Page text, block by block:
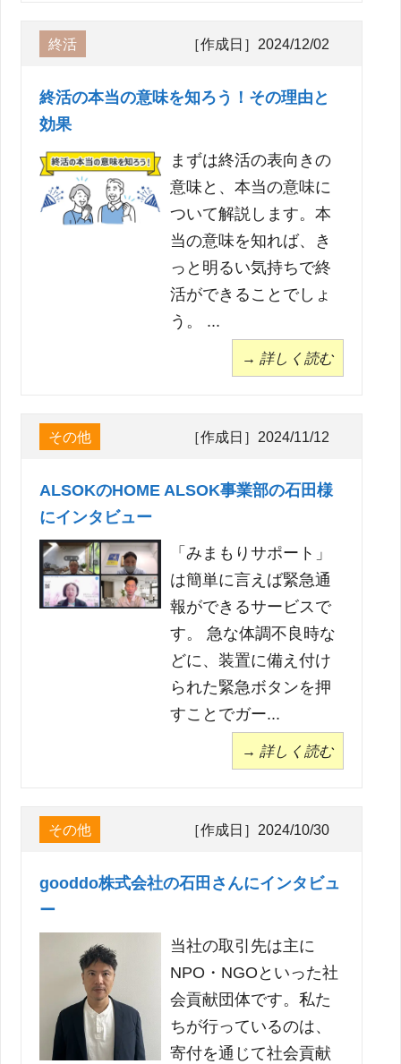
終活 ［作成日］2024/12/02
終活の本当の意味を知ろう！その理由と
効果
まずは終活の表向きの
意味と、本当の意味に
ついて解説します。本
当の意味を知れば、き
っと明るい気持ちで終
活ができることでしょ
う。 ...
→ 詳しく読む
その他 ［作成日］2024/11/12
ALSOKのHOME ALSOK事業部の石田様
にインタビュー
「みまもりサポート」
は簡単に言えば緊急通
報ができるサービスで
す。 急な体調不良時な
どに、装置に備え付け
られた緊急ボタンを押
すことでガー...
→ 詳しく読む
その他 ［作成日］2024/10/30
gooddo株式会社の石田さんにインタビュ
ー
当社の取引先は主に
NPO・NGOといった社
会貢献団体です。私た
ちが行っているのは、
寄付を通じて社会貢献